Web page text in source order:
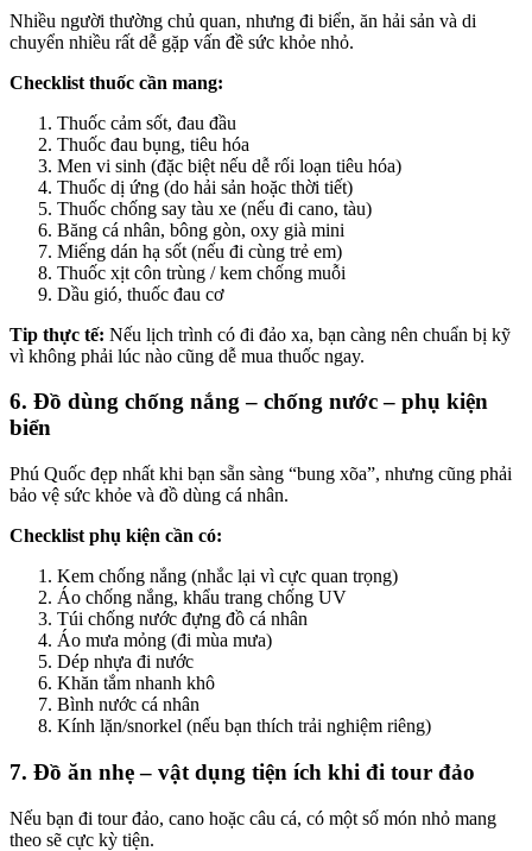
Nhiều người thường chủ quan, nhưng đi biển, ăn hải sản và di
chuyển nhiều rất dễ gặp vấn đề sức khỏe nhỏ.
Checklist thuốc cần mang:
Thuốc cảm sốt, đau đầu
Thuốc đau bụng, tiêu hóa
Men vi sinh (đặc biệt nếu dễ rối loạn tiêu hóa)
Thuốc dị ứng (do hải sản hoặc thời tiết)
Thuốc chống say tàu xe (nếu đi cano, tàu)
Băng cá nhân, bông gòn, oxy già mini
Miếng dán hạ sốt (nếu đi cùng trẻ em)
Thuốc xịt côn trùng / kem chống muỗi
Dầu gió, thuốc đau cơ
Tip thực tế: Nếu lịch trình có đi đảo xa, bạn càng nên chuẩn bị kỹ
vì không phải lúc nào cũng dễ mua thuốc ngay.
6. Đồ dùng chống nắng – chống nước – phụ kiện
biển
Phú Quốc đẹp nhất khi bạn sẵn sàng “bung xõa”, nhưng cũng phải
bảo vệ sức khỏe và đồ dùng cá nhân.
Checklist phụ kiện cần có:
Kem chống nắng (nhắc lại vì cực quan trọng)
Áo chống nắng, khẩu trang chống UV
Túi chống nước đựng đồ cá nhân
Áo mưa mỏng (đi mùa mưa)
Dép nhựa đi nước
Khăn tắm nhanh khô
Bình nước cá nhân
Kính lặn/snorkel (nếu bạn thích trải nghiệm riêng)
7. Đồ ăn nhẹ – vật dụng tiện ích khi đi tour đảo
Nếu bạn đi tour đảo, cano hoặc câu cá, có một số món nhỏ mang
theo sẽ cực kỳ tiện.